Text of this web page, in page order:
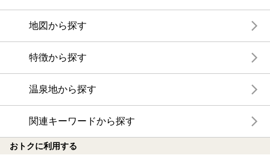
地図から探す
特徴から探す
温泉地から探す
関連キーワードから探す
おトクに利用する